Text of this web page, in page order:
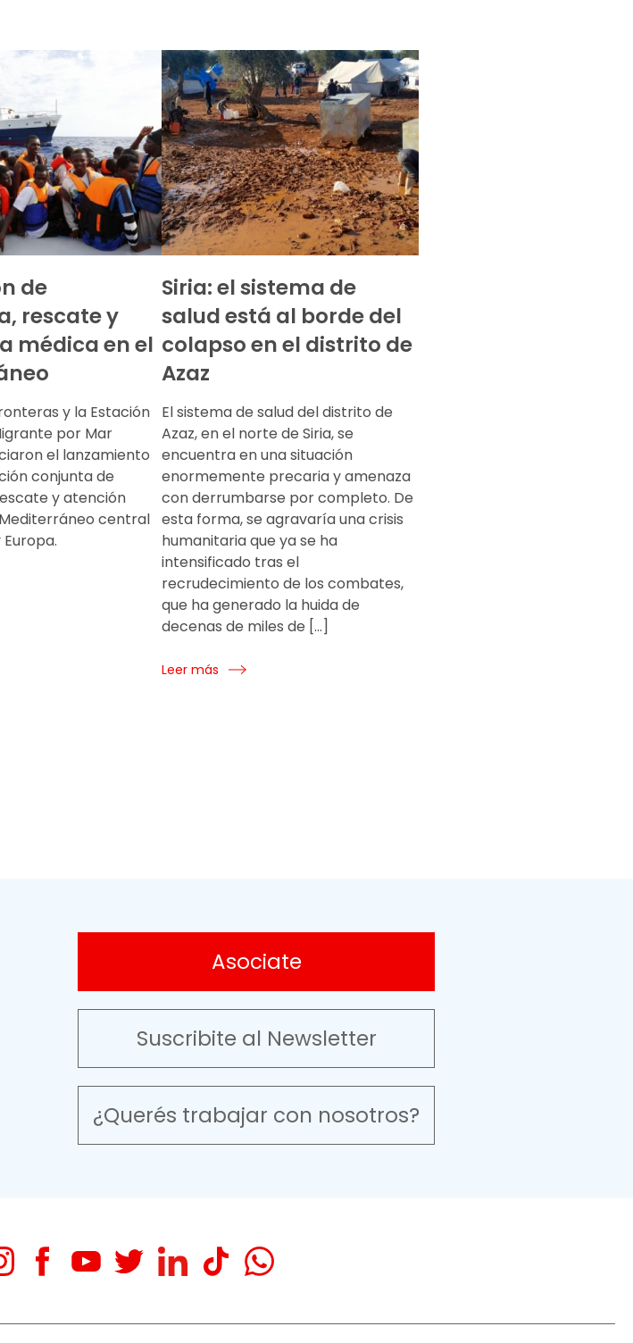
de
rescate y
médica en el
y la Estación
por Mar
el lanzamiento
conjunta de
y atención
central
Siria: el sistema de
salud está al borde del
colapso en el distrito de
Azaz
El sistema de salud del distrito de
Azaz, en el norte de Siria, se
encuentra en una situación
enormemente precaria y amenaza
con derrumbarse por completo. De
esta forma, se agravaría una crisis
humanitaria que ya se ha
intensificado tras el
recrudecimiento de los combates,
que ha generado la huida de
decenas de miles de […]
Leer más
Asociate
Suscribite al Newsletter
¿Querés trabajar con nosotros?